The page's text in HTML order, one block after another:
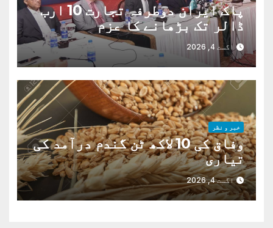
پاک ایران دوطرفہ تجارت 10 ارب
ڈالر تک بڑھانے کا عزم
اگست 4, 2026
خبر و نظر
وفاق کی 10 لاکھ ٹن گندم درآمد کی
تیاری
اگست 4, 2026